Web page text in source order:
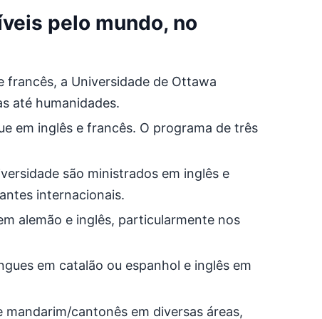
pelo mundo, no
francês, a Universidade de Ottawa
até humanidades.
em inglês e francês. O programa de três
são ministrados em inglês e
internacionais.
alemão e inglês, particularmente nos
em catalão ou espanhol e inglês em
cantonês em diversas áreas,